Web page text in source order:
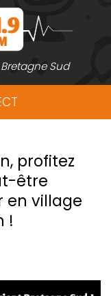
Bretagne Sud
profitez
être
en village
!